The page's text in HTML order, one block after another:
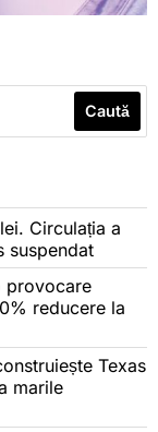
Caută
Circulația a
suspendat
provocare
reducere la
Texas
marile